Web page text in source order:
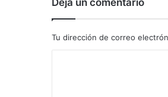
Tu dirección de correo